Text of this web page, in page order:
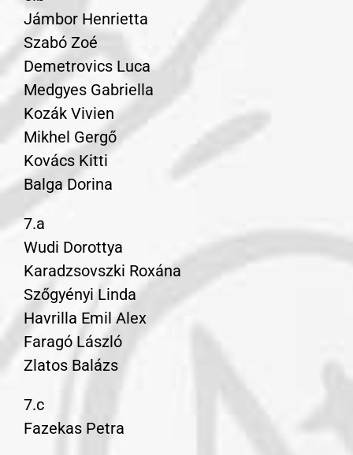
Jámbor Henrietta
Szabó Zoé
Demetrovics Luca
Medgyes Gabriella
Kozák Vivien
Mikhel Gergő
Kovács Kitti
Balga Dorina
7.a
Wudi Dorottya
Karadzsovszki Roxána
Szőgyényi Linda
Havrilla Emil Alex
Faragó László
Zlatos Balázs
7.c
Fazekas Petra